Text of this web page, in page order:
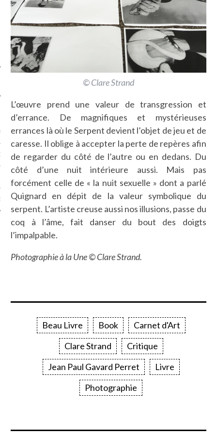
SUIVEZ-NOUS
CARAVELLE
CARAVELLE
PODCAST
© Clare Strand
L’œuvre prend une valeur de transgression et
d’errance. De magnifiques et mystérieuses
errances là où le Serpent devient l’objet de jeu et de
caresse. Il oblige à accepter la perte de repères afin
de regarder du côté de l’autre ou en dedans. Du
côté d’une nuit intérieure aussi. Mais pas
forcément celle de « la nuit sexuelle » dont a parlé
Quignard en dépit de la valeur symbolique du
serpent. L’artiste creuse aussi nos illusions, passe du
coq à l’âme, fait danser du bout des doigts
l’impalpable.
Photographie à la Une © Clare Strand.
Beau Livre Book
Carnet d'Art
Clare Strand
Critique
Jean Paul Gavard Perret
Livre
Photographie